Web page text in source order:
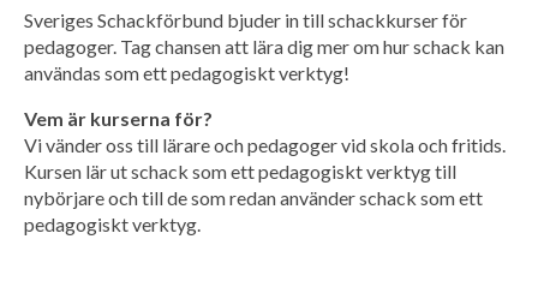
Sveriges Schackförbund bjuder in till schackkurser för
pedagoger. Tag chansen att lära dig mer om hur schack kan
användas som ett pedagogiskt verktyg!
Vem är kurserna för?
Vi vänder oss till lärare och pedagoger vid skola och fritids.
Kursen lär ut schack som ett pedagogiskt verktyg till
nybörjare och till de som redan använder schack som ett
pedagogiskt verktyg.